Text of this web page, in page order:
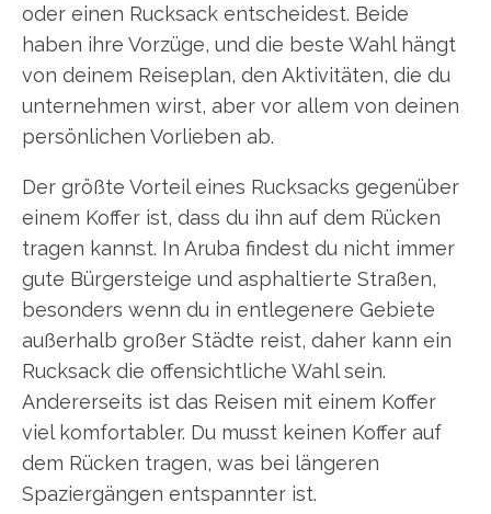
oder einen Rucksack entscheidest. Beide
haben ihre Vorzüge, und die beste Wahl hängt
von deinem Reiseplan, den Aktivitäten, die du
unternehmen wirst, aber vor allem von deinen
persönlichen Vorlieben ab.
Der größte Vorteil eines Rucksacks gegenüber
einem Koffer ist, dass du ihn auf dem Rücken
tragen kannst. In Aruba findest du nicht immer
gute Bürgersteige und asphaltierte Straßen,
besonders wenn du in entlegenere Gebiete
außerhalb großer Städte reist, daher kann ein
Rucksack die offensichtliche Wahl sein.
Andererseits ist das Reisen mit einem Koffer
viel komfortabler. Du musst keinen Koffer auf
dem Rücken tragen, was bei längeren
Spaziergängen entspannter ist.